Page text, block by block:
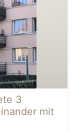
3
mit